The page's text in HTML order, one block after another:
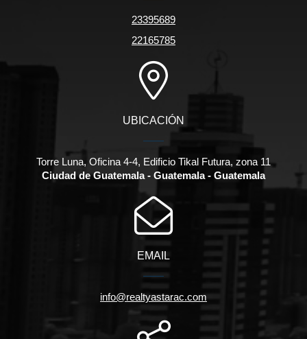
23395689
22165785
UBICACIÓN
Torre Luna, Oficina 4-4, Edificio Tikal Futura, zona 11
Ciudad de Guatemala - Guatemala - Guatemala
EMAIL
info@realtyastarac.com